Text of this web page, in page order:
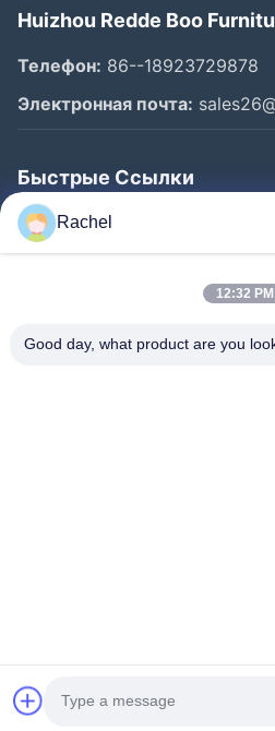
Huizhou Redde Boo
Телефон: 86--18923729878
Электронная почта:
Быстрые Ссылки
Главная Страница
Продукция
О Компании
©2025- Huizhou Redde Boo Furniture
Rachel
12:32 PM
Good day, what product are you